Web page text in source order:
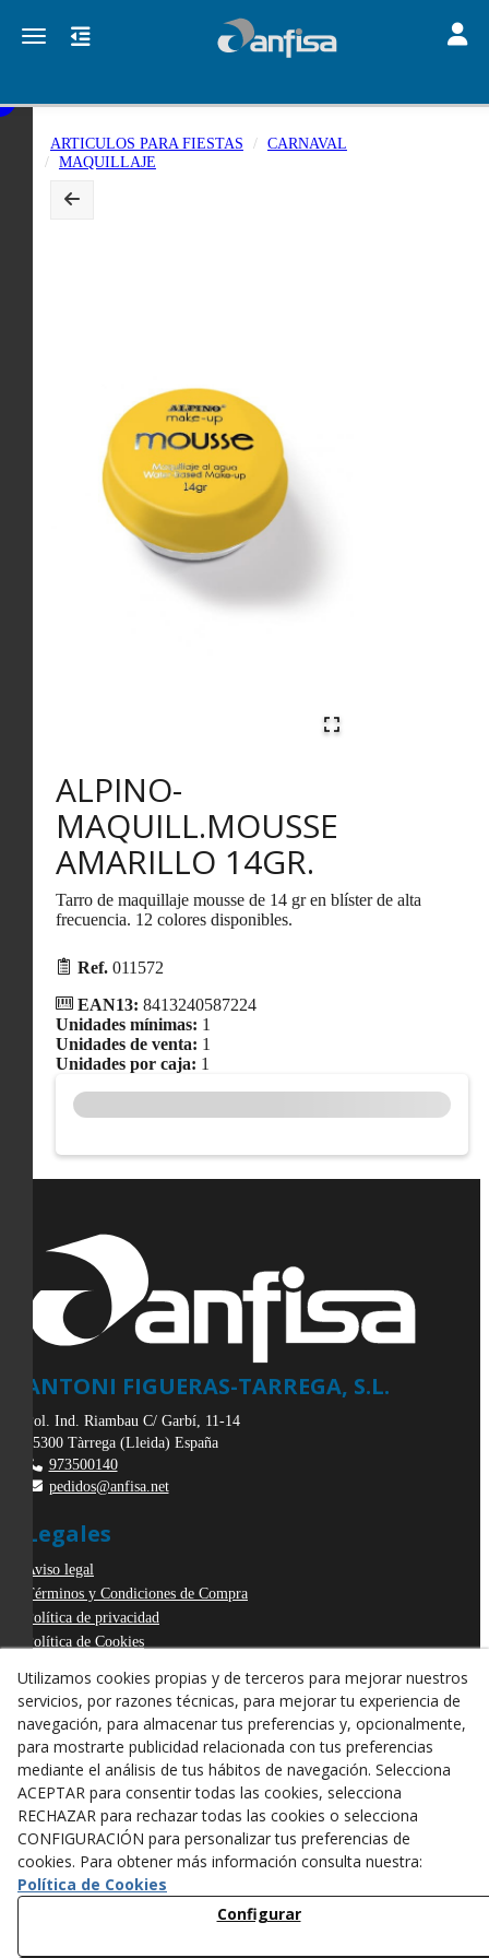
Toggle navigation
ARTICULOS PARA FIESTAS
CARNAVAL
MAQUILLAJE
ALPINO-
MAQUILL.MOUSSE
AMARILLO 14GR.
Tarro de maquillaje mousse de 14 gr en blíster de alta
frecuencia. 12 colores disponibles.
Ref. 011572
EAN13: 8413240587224
Unidades mínimas: 1
Unidades de venta: 1
Unidades por caja: 1
ANTONI FIGUERAS-TARREGA, S.L.
Pol. Ind. Riambau C/ Garbí, 11-14
25300 Tàrrega (Lleida) España
973500140
pedidos@anfisa.net
Legales
Aviso legal
Términos y Condiciones de Compra
Política de privacidad
Política de Cookies
Derecho de desistimiento
Utilizamos cookies propias y de terceros para mejorar nuestros
servicios, por razones técnicas, para mejorar tu experiencia de
navegación, para almacenar tus preferencias y, opcionalmente,
para mostrarte publicidad relacionada con tus preferencias
mediante el análisis de tus hábitos de navegación. Selecciona
ACEPTAR para consentir todas las cookies, selecciona
RECHAZAR para rechazar todas las cookies o selecciona
CONFIGURACIÓN para personalizar tus preferencias de
cookies. Para obtener más información consulta nuestra:
Política de Cookies
Configurar